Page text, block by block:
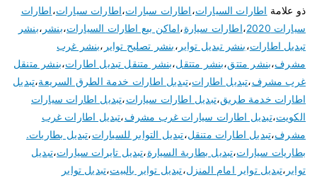
ذو علامة اطارات السيارات،اطارات سبارات،اطارات سيارات،اطارات
سيارات 2020
،اطارات سيارة،اماكن بيع اطارات السيارات،بنشر ،بنشر
تبديل اطارات،بنشر تبديل تواير ،بنشر تصليح تواير ،بنشر غرب
مشرف،بنشر متتق،بنشر متتقل،بنشر متنقل تبديل اطارات،بنشر متنقل
غرب مشرف،تبديل اطارات،تبديل اطارات خدمة الطرق السريعة،تبديل
اطارات خدمة طريق،تبديل اطارات سيارات،تبديل اطارات سيارات
الكويت،تبديل اطارات سيارات غرب مشرف،تبديل اطارات غرب
مشرف،تبديل اطارات متنقل،تبديل التواير للسيارات،تبديل بطاريات.
بطاريات سيارات،تبديل بطارية السيارة،تبديل تايرات سيارات،تبديل
تواير ،تبديل تواير امام المنزل،تبديل تواير بالبيت،تبديل تواير